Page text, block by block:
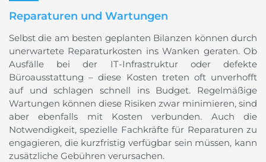
Reparaturen und Wartungen
Selbst die am besten geplanten Bilanzen können durch
unerwartete Reparaturkosten ins Wanken geraten. Ob
Ausfälle bei der IT-Infrastruktur oder defekte
Büroausstattung – diese Kosten treten oft unverhofft
auf und schlagen schnell ins Budget. Regelmäßige
Wartungen können diese Risiken zwar minimieren, sind
aber ebenfalls mit Kosten verbunden. Auch die
Notwendigkeit, spezielle Fachkräfte für Reparaturen zu
engagieren, die kurzfristig verfügbar sein müssen, kann
zusätzliche Gebühren verursachen.